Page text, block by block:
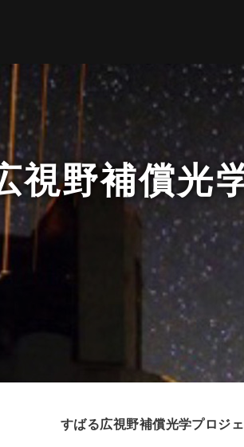
視野補償光
すばる広視野補償光学プロジ